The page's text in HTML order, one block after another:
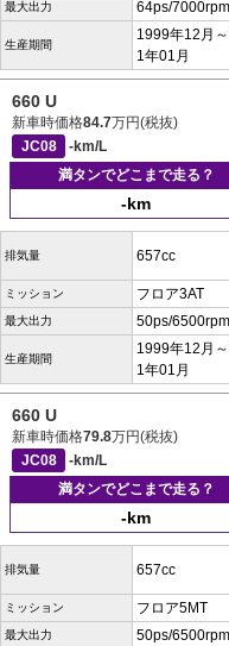
最大出力 64ps/7000rpm
生産期間
1999年12月
1年01月
660 U
新車時価格84.7万円(税抜)
JC08
-km/L
満タンでどこまで走る？
-km
排気量 657cc
ミッション フロア3AT
最大出力 50ps/6500rpm
生産期間
1999年12月
1年01月
660 U
新車時価格79.8万円(税抜)
JC08
-km/L
満タンでどこまで走る？
-km
排気量 657cc
ミッション フロア5MT
最大出力 50ps/6500rpm